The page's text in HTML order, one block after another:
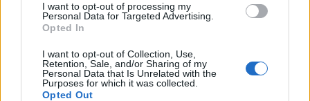
I want to opt-out of processing my
Personal Data for Targeted Advertising.
Opted In
I want to opt-out of Collection, Use,
Retention, Sale, and/or Sharing of my
Personal Data that Is Unrelated with the
Purposes for which it was collected.
Opted Out
TI POTREBBE INTERESSARE
LETTERATURA LATINA
La Commedia di Plauto